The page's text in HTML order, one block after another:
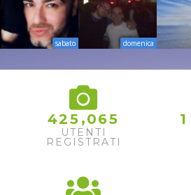
sabato domenica
425 ,065
UTENTI
REGISTRATI
1